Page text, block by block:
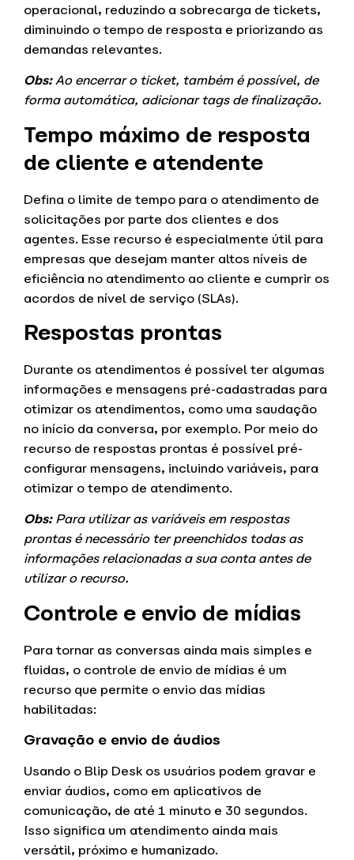
operacional, reduzindo a sobrecarga de tickets,
diminuindo o tempo de resposta e priorizando as
demandas relevantes.
Obs:Ao encerrar o ticket, também é possível, de
forma automática, adicionar tags de finalização.
Tempo máximo de resposta
de cliente e atendente
Defina o limite de tempo para o atendimento de
solicitações por parte dos clientes e dos
agentes. Esse recurso é especialmente útil para
empresas que desejam manter altos níveis de
eficiência no atendimento ao cliente e cumprir os
acordos de nível de serviço (SLAs).
Respostas prontas
Durante os atendimentos é possível ter algumas
informações e mensagens pré-cadastradas para
otimizar os atendimentos, como uma saudação
no início da conversa, por exemplo. Por meio do
recurso de respostas prontas é possível pré-
configurar mensagens, incluindo variáveis, para
otimizar o tempo de atendimento.
Obs:Para utilizar as variáveis em respostas
prontas é necessário ter preenchidos todas as
informações relacionadas a sua conta antes de
utilizar o recurso.
Controle e envio de mídias
Para tornar as conversas ainda mais simples e
fluidas, o controle de envio de mídias é um
recurso que permite o envio das mídias
habilitadas:
Gravação e envio de áudios
Usando o Blip Desk os usuários podem gravar e
enviar áudios, como em aplicativos de
comunicação, de até 1 minuto e 30 segundos.
Isso significa um atendimento ainda mais
versátil, próximo e humanizado.